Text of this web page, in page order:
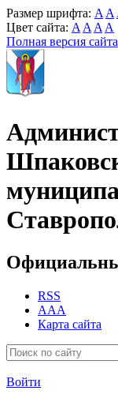
Размер шрифта: A A
Цвет сайта: A A A A
Полная версия сайта
RSS
AAA
Карта сайта
Войти